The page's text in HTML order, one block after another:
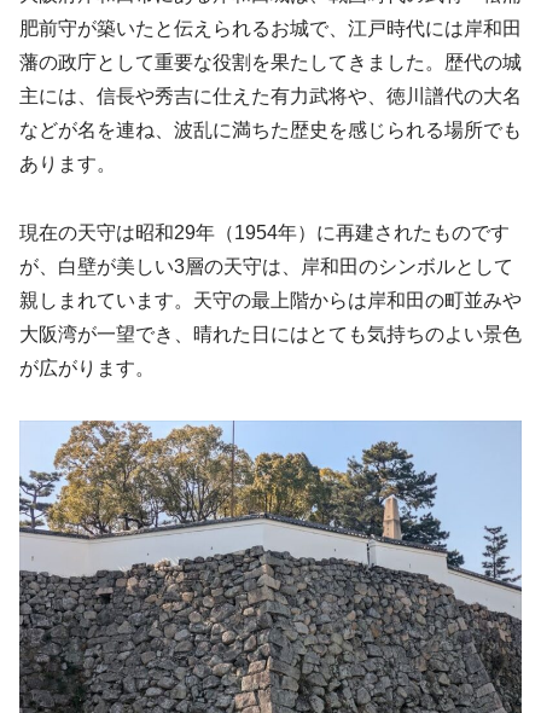
肥前守が築いたと伝えられるお城で、江戸時代には岸和田
藩の政庁として重要な役割を果たしてきました。歴代の城
主には、信長や秀吉に仕えた有力武将や、徳川譜代の大名
などが名を連ね、波乱に満ちた歴史を感じられる場所でも
あります。
現在の天守は昭和29年（1954年）に再建されたものです
が、白壁が美しい3層の天守は、岸和田のシンボルとして
親しまれています。天守の最上階からは岸和田の町並みや
大阪湾が一望でき、晴れた日にはとても気持ちのよい景色
が広がります。